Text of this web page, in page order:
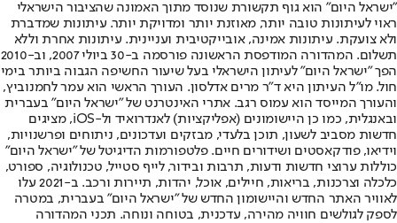
"ישראל היום" הוא גוף תקשורת שנוסד מתוך האמונה שהציבור הישראלי
ראוי לעיתונות טובה יותר, מאוזנת יותר ומדויקת יותר. עיתונות שמדברת
ולא צועקת. עיתונות אמינה, אובייקטיבית ועניינית. עיתונות אחרת וללא
תשלום. המהדורה המודפסת הראשונה פורסמה ב-30 ביולי 2007, וב-2010
הפך "ישראל היום" לעיתון הישראלי בעל שיעור החשיפה הגבוה ביותר בימי
חול. מו"ל העיתון היא ד"ר מרים אדלסון. העורך הראשי הוא עמר לחמנוביץ,
והעורך המייסד הוא עמוס רגב. אתרי האינטרנט של "ישראל היום" בעברית
ובאנגלית, כמו כן היישומונים (אפליקציות) לאנדרואיד ול-iOS, מציגים
חדשות מסביב לשעון, תוכן בלעדי, מבזקים ועדכונים, ניתוחים ופרשנויות,
וידיאו, פודקאסטים ושידורים חיים. פלטפורמות הדיגיטל של "ישראל היום"
כוללות ערוצי חדשות ודעות, תרבות ובידור, לייף סטייל, טכנולוגיה, ספורט,
כלכלה וצרכנות, בריאות, חיילים, אוכל, יהדות, תיירות ורכב. ב-2021 עלו
לאוויר האתר החדש והיישומון החדש של "ישראל היום" בעברית, במטרה
לספק לגולשים חוויה מהירה, עדכנית, בטוחה ונוחה. תכני המהדורה